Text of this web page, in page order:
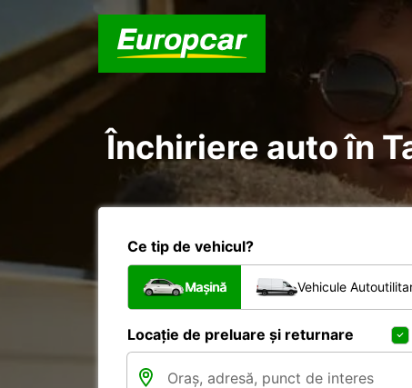
Închiriere auto în
Ce tip de vehicul?
Mașină Vehicule
Locație de preluare și returnare